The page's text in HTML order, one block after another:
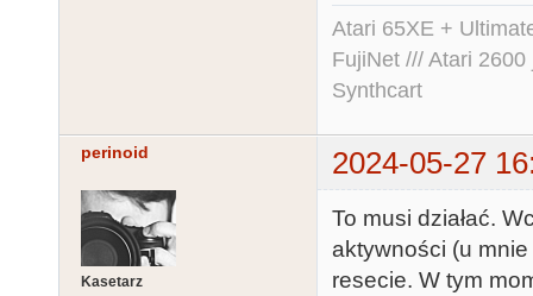
Atari 65XE +
FujiNet /// Atari
Synthcart
perinoid 2024-05-27
Kasetarz
To musi działać.
aktywności (u
resecie. W tym